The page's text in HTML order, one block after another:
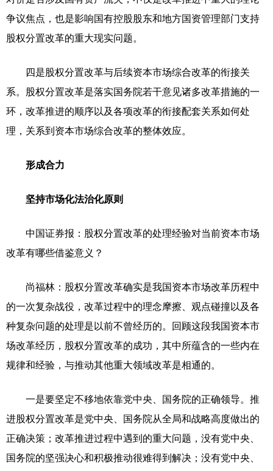
争议焦点，也是影响国有控股股东和地方国资管理部门支持
股权分置改革的重大现实问题。
四是股权分置改革与后续资本市场综合改革的衔接关
系。股权分置改革是落实国务院若干意见诸多改革措施的一
环，改革推进的顺序以及各项改革的衔接配套关系如何处
理，关系到资本市场综合改革的整体效应。
形成合力
坚持市场化法治化原则
中国证券报：股权分置改革的处理经验对当前资本市场
改革有哪些借鉴意义？
尚福林：股权分置改革确实是我国资本市场改革历程中
的一次复杂战役，改革过程中的理念摩擦、观点碰撞以及各
种复杂问题的处理是以前不曾经历的。回顾这段我国资本市
场改革经历，股权分置改革的成功，其中所蕴含的一些内在
规律和经验，与推动其他重大领域改革是相通的。
一是要坚定不移地依靠党中央、国务院的正确领导。推
进股权分置改革是党中央、国务院从全局和战略高度做出的
正确决策；改革推进过程中遇到的重大问题，没有党中央、
国务院的坚强决心和积极推动很难得到解决；没有党中央、